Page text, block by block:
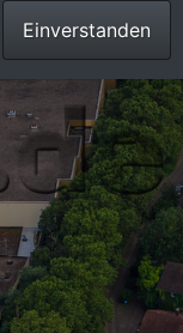
Einverstanden